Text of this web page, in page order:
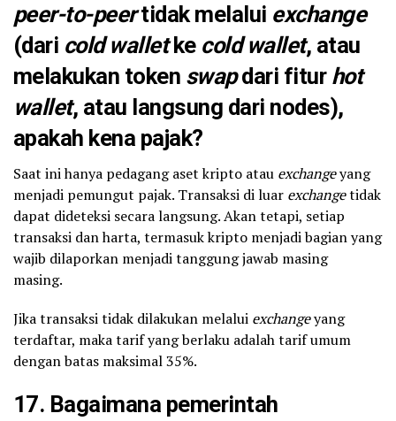
peer-to-peertidak melalui exchange
(dari coldwalletke cold wallet, atau
melakukan token swapdari fitur hot
wallet, atau langsung dari nodes),
apakah kena pajak?
Saat ini hanya pedagang aset kripto atau exchangeyang
menjadi pemungut pajak. Transaksi di luar exchangetidak
dapat dideteksi secara langsung. Akan tetapi, setiap
transaksi dan harta, termasuk kripto menjadi bagian yang
wajib dilaporkan menjadi tanggung jawab masing
masing.
Jika transaksi tidak dilakukan melalui exchangeyang
terdaftar, maka tarif yang berlaku adalah tarif umum
dengan batas maksimal 35%.
17. Bagaimana pemerintah